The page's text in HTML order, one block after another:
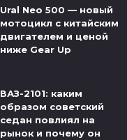
Ural Neo 500 — новый
мотоцикл с китайским
двигателем и ценой
ниже Gear Up
ВАЗ-2101: каким
образом советский
седан повлиял на
рынок и почему он